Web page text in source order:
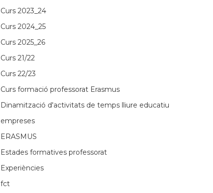
Curs 2023_24
Curs 2024_25
Curs 2025_26
Curs 21/22
Curs 22/23
Curs formació professorat Erasmus
Dinamització d'activitats de temps lliure educatiu
empreses
ERASMUS
Estades formatives professorat
Experiències
fct